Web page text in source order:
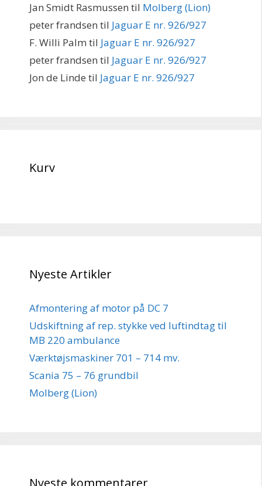
Jan Smidt Rasmussen til Molberg (Lion)
peter frandsen til Jaguar E nr. 926/927
F. Willi Palm til Jaguar E nr. 926/927
peter frandsen til Jaguar E nr. 926/927
Jon de Linde til Jaguar E nr. 926/927
Kurv
Nyeste Artikler
Afmontering af motor på DC 7
Udskiftning af rep. stykke ved luftindtag til
MB 220 ambulance
Værktøjsmaskiner 701 – 714 mv.
Scania 75 – 76 grundbil
Molberg (Lion)
Nyeste kommentarer